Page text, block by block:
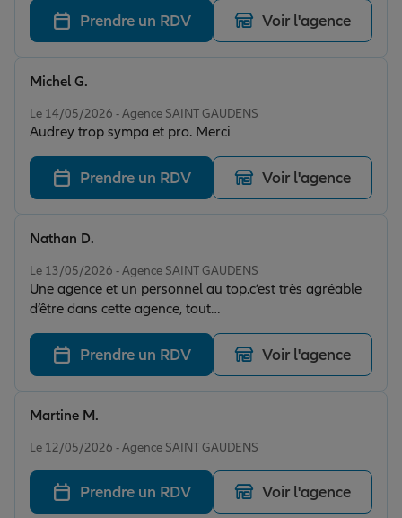
Prendre un RDV Voir l'agence
Le 14/05/2026 - Agence SAINT GAUDENS
Audrey trop sympa et pro. Merci
Michel G.
Prendre un RDV Voir l'agence
Le 13/05/2026 - Agence SAINT GAUDENS
Une agence et un personnel au top.c’est très agréable
d’être dans cette agence, tout
problème,soucis,démarche… sont effectué rapidement
et efficacement
Nathan D.
Prendre un RDV Voir l'agence
Le 12/05/2026 - Agence SAINT GAUDENS
Martine M.
Prendre un RDV Voir l'agence